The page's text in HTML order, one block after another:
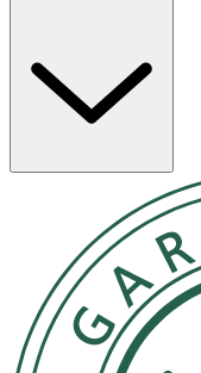
testad/studerad för
ögonen.
Alkaline earth
treatment,
liquidum,